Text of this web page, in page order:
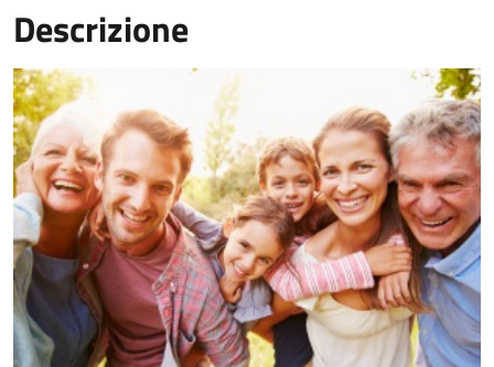
Descrizione